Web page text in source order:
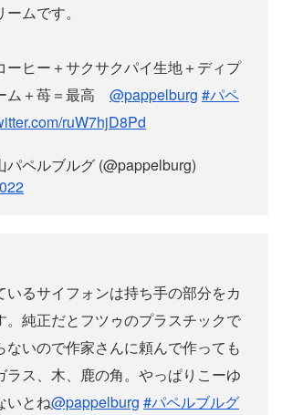
ムです。
ーヒー＋サクサクパイ生地＋ディプ
ム＋苺＝最高 @pappelburg #パペ
ruW7hjD8Pd
ペルブルグ (@pappelburg)
いるサイフォンは持ち手の部分をカ
。純正だとフツゥのプラスチックで
ないので作家さんに頼んで作っても
ラス、木、鹿の角。やっぱりこーゆ
いとね@pappelburg #パペルブルグ